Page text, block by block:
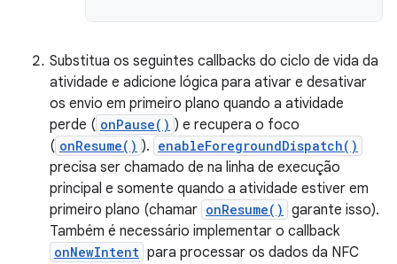
Substitua os seguintes callbacks do ciclo de vida da
atividade e adicione lógica para ativar e desativar
os envio em primeiro plano quando a atividade
perde ( onPause() ) e recupera o foco
( onResume() ). enableForegroundDispatch()
precisa ser chamado de na linha de execução
principal e somente quando a atividade estiver em
primeiro plano (chamar onResume() garante isso).
Também é necessário implementar o callback
onNewIntent para processar os dados da NFC